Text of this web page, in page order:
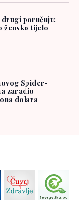
poručuju:
žensko tijelo
Spider-
zaradio
dolara